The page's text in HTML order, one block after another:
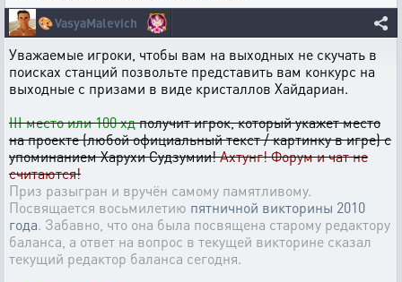
🎨VasyaMalevich
Уважаемые игроки, чтобы вам на выходных не скучать в
поисках станций позвольте представить вам конкурс на
выходные с призами в виде кристаллов Хайдариан.
III место или 100 хдполучит игрок, который укажет место
на проекте (любой официальный текст / картинку в игре) с
упоминанием Харухи Судзумии!Ахтунг! Форум и чат не
считаются!
Приз разыгран и вручён самому памятливому.
Посвящается восьмилетию пятничной викторины 2010
года. Забавно, что она была посвящена старому редактору
баланса, а ответ на вопрос в текущей викторине сказал
текущий редактор баланса сегодня.